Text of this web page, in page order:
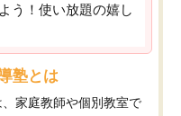
う！使い放題の嬉し
塾とは
家庭教師や個別教室で